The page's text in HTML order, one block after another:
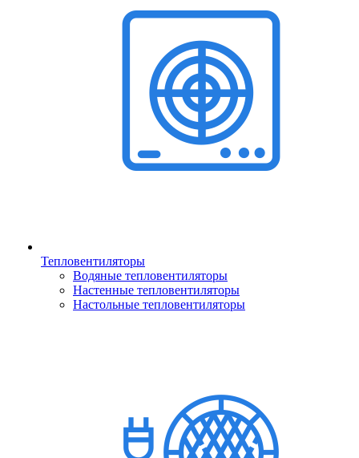
Тепловентиляторы
Водяные тепловентиляторы
Настенные тепловентиляторы
Настольные тепловентиляторы